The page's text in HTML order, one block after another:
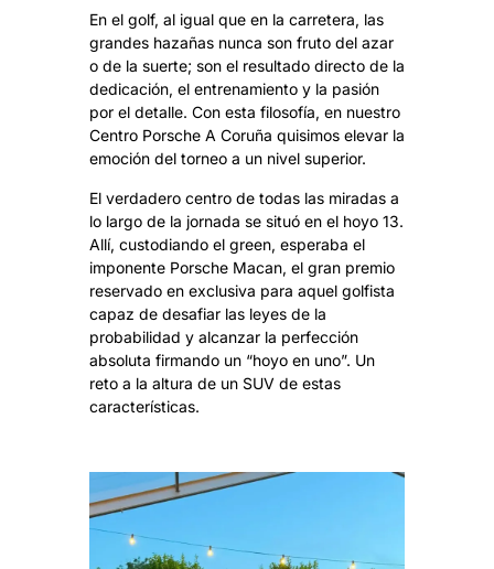
En el golf, al igual que en la carretera, las
grandes hazañas nunca son fruto del azar
o de la suerte; son el resultado directo de la
dedicación, el entrenamiento y la pasión
por el detalle. Con esta filosofía, en nuestro
Centro Porsche A Coruña quisimos elevar la
emoción del torneo a un nivel superior.
El verdadero centro de todas las miradas a
lo largo de la jornada se situó en el hoyo 13.
Allí, custodiando el green, esperaba el
imponente Porsche Macan, el gran premio
reservado en exclusiva para aquel golfista
capaz de desafiar las leyes de la
probabilidad y alcanzar la perfección
absoluta firmando un “hoyo en uno”. Un
reto a la altura de un SUV de estas
características.